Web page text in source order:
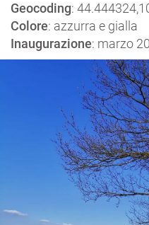
Geocoding:
Colore: azzurra e gialla
Inaugurazione: marzo